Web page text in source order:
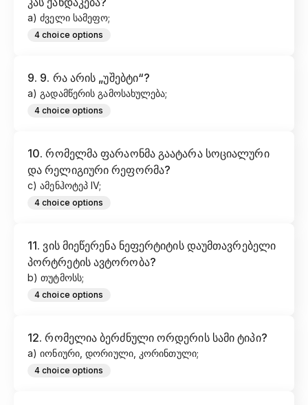
a) ძველი სამეფო;
4 choice options
9. 9. რა არის „უშებტი“?
a) გადამწერის გამოსახულება;
4 choice options
10.რომელმა ფარაონმა გაატარა სოციალური
და რელიგიური რეფორმა?
c) ამენჰოტეპ IV;​
4 choice options
11. ვის მიეწერენა ნეფერტიტის დაუმთავრებელი
პორტრეტის ავტორობა?
b) თუტმოსს;
4 choice options
12.რომელია ბერძნული ორდერის სამი ტიპი?
a) იონიური, დორიული, კორინთული;
4 choice options